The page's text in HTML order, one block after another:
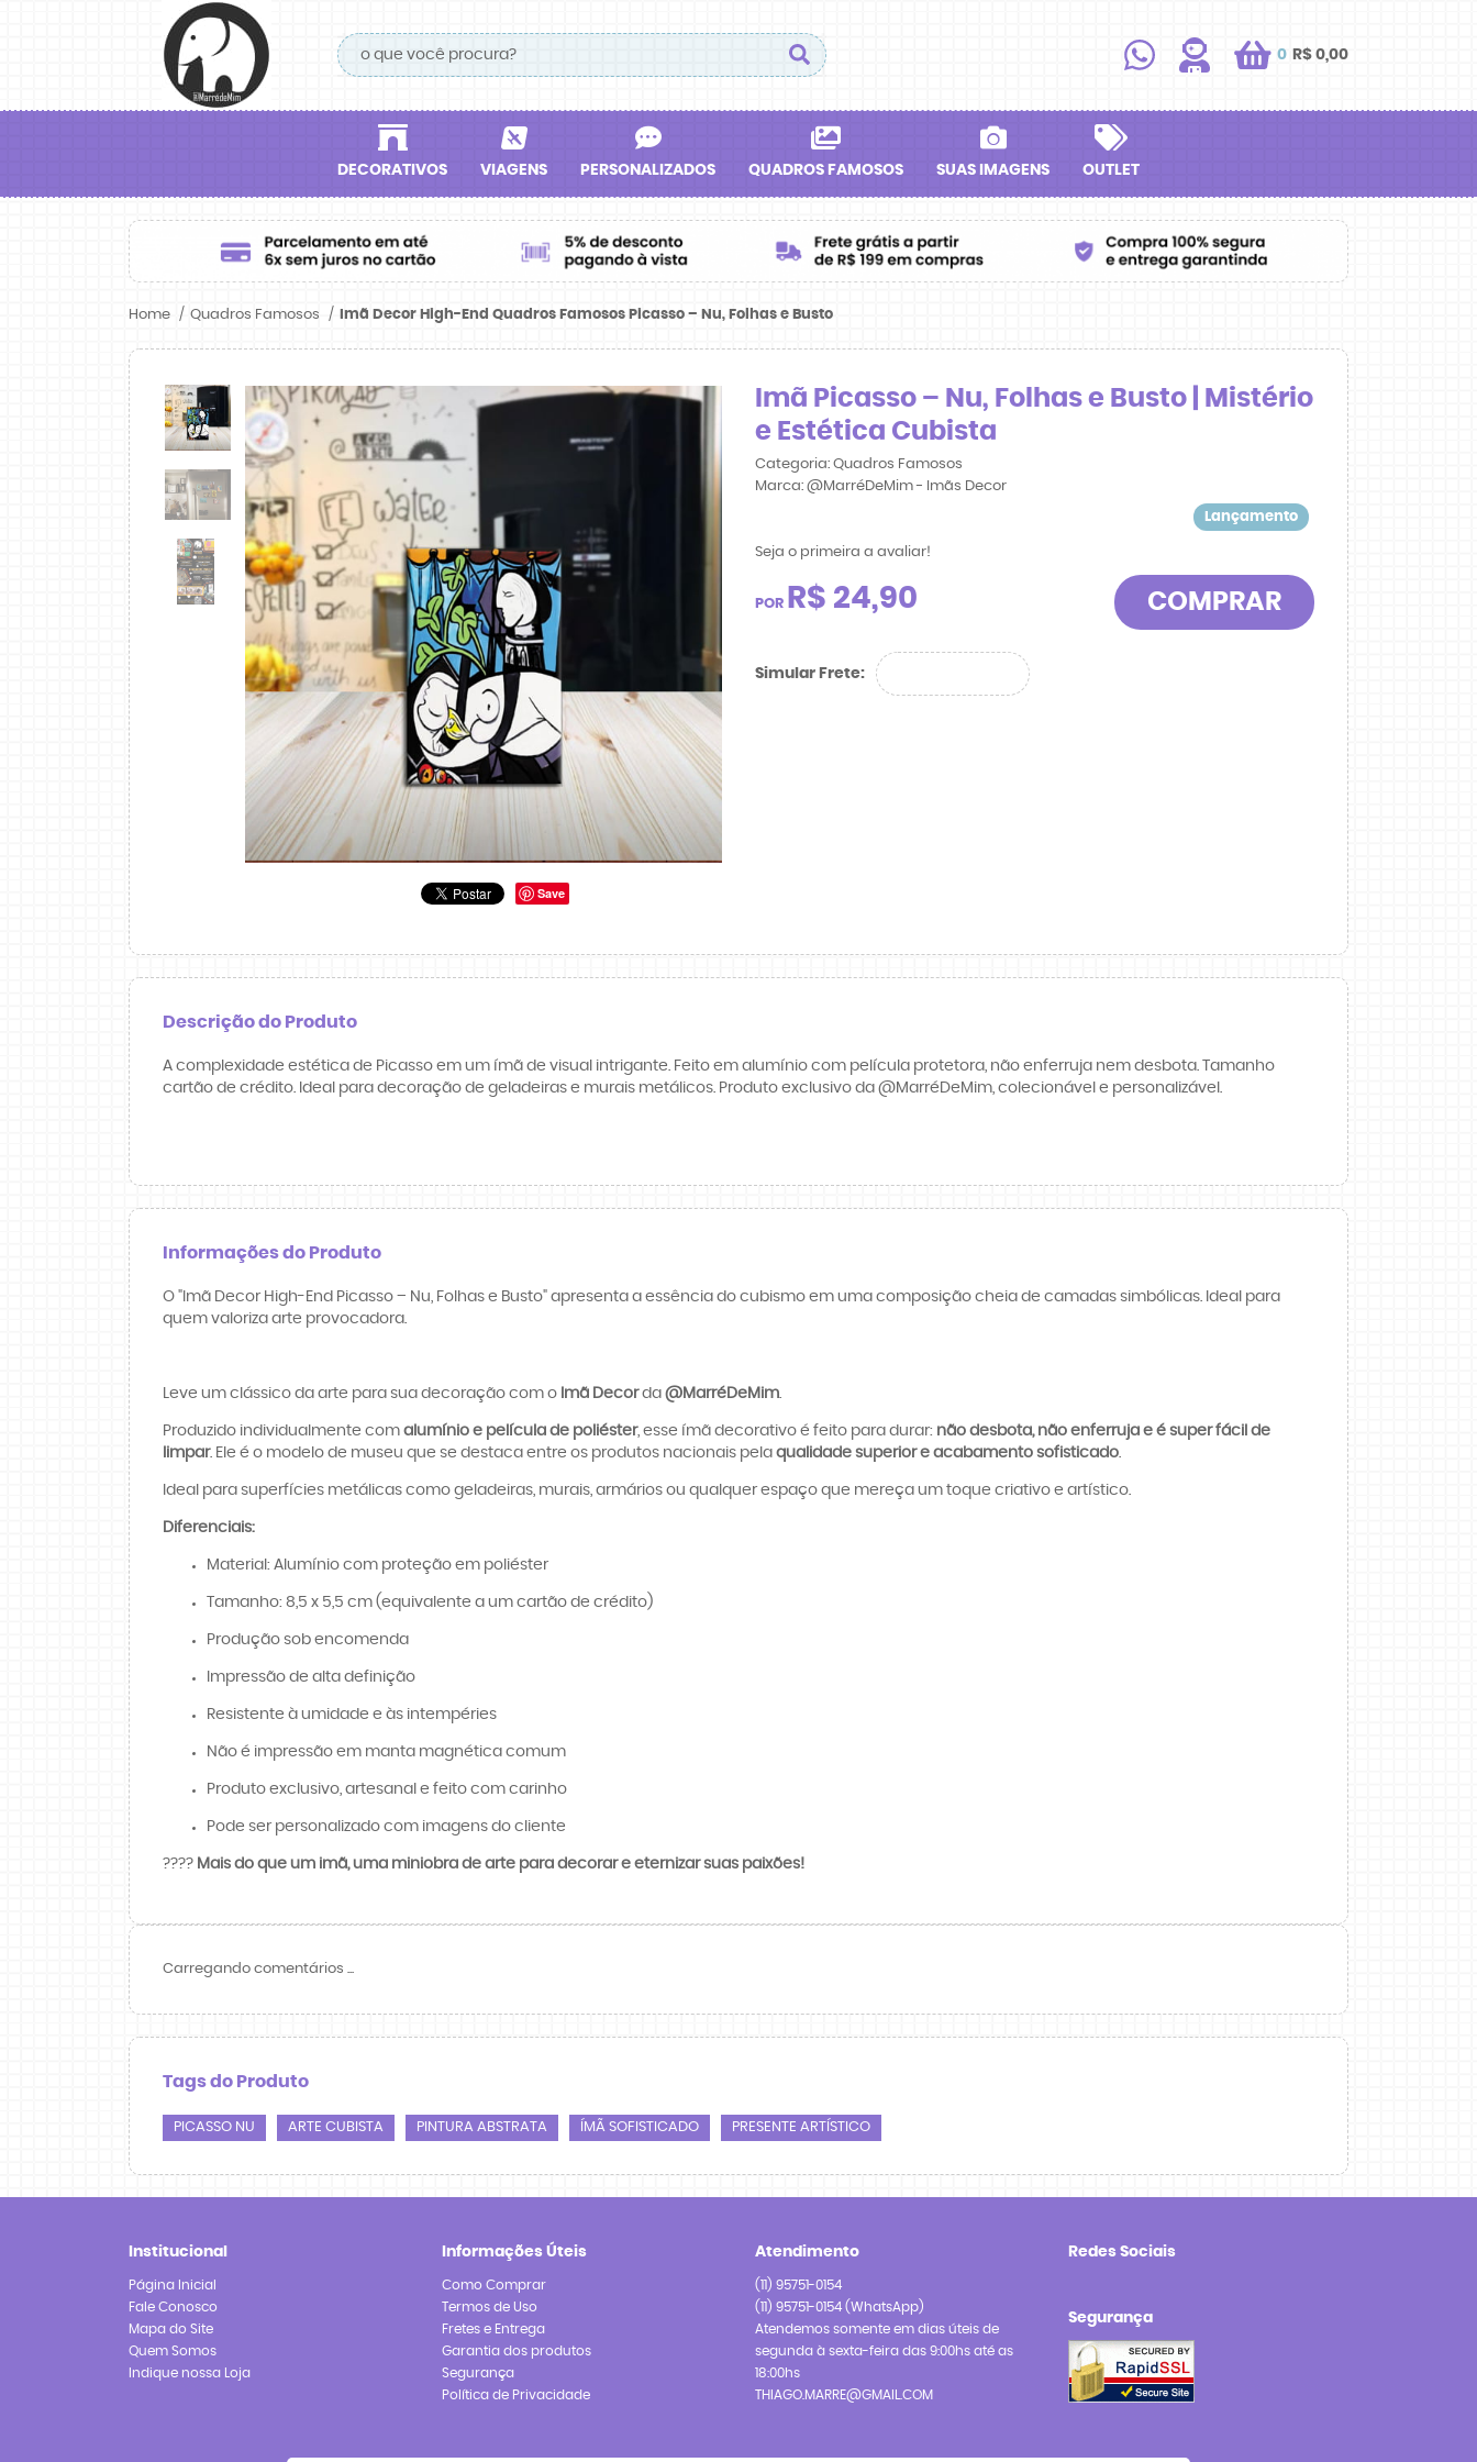
0 R$ 0,00
DECORATIVOS VIAGENS PERSONALIZADOS QUADROS FAMOSOS SUAS IMAGENS OUTLET
Home Quadros Famosos Imã Decor High-End Quadros Famosos Picasso – Nu, Folhas e Busto
Save
Imã Picasso – Nu, Folhas e Busto | Mistério
e Estética Cubista
Categoria: Quadros Famosos
Marca: @MarréDeMim - Imãs Decor
Lançamento
Seja o primeira a avaliar!
POR R$ 24,90 COMPRAR
Simular Frete:
Descrição do Produto
A complexidade estética de Picasso em um ímã de visual intrigante. Feito em alumínio com película protetora, não enferruja nem desbota. Tamanho
cartão de crédito. Ideal para decoração de geladeiras e murais metálicos. Produto exclusivo da @MarréDeMim, colecionável e personalizável.
Informações do Produto
O "Imã Decor High-End Picasso – Nu, Folhas e Busto" apresenta a essência do cubismo em uma composição cheia de camadas simbólicas. Ideal para
quem valoriza arte provocadora.
Leve um clássico da arte para sua decoração com o Imã Decorda @MarréDeMim.
Produzido individualmente com alumínio e película de poliéster, esse ímã decorativo é feito para durar: não desbota, não enferruja e é super fácil de
limpar. Ele é o modelo de museu que se destaca entre os produtos nacionais pela qualidade superior e acabamento sofisticado.
Ideal para superfícies metálicas como geladeiras, murais, armários ou qualquer espaço que mereça um toque criativo e artístico.
Diferenciais:
Material: Alumínio com proteção em poliéster
Tamanho: 8,5 x 5,5 cm (equivalente a um cartão de crédito)
Produção sob encomenda
Impressão de alta definição
Resistente à umidade e às intempéries
Não é impressão em manta magnética comum
Produto exclusivo, artesanal e feito com carinho
Pode ser personalizado com imagens do cliente
????️ Mais do que um imã, uma miniobra de arte para decorar e eternizar suas paixões!
Carregando comentários ...
Tags do Produto
PICASSO NU ARTE CUBISTA PINTURA ABSTRATA ÍMÃ SOFISTICADO PRESENTE ARTÍSTICO
Institucional
Página Inicial
Fale Conosco
Mapa do Site
Quem Somos
Indique nossa Loja
Informações Úteis
Como Comprar
Termos de Uso
Fretes e Entrega
Garantia dos produtos
Segurança
Política de Privacidade
Atendimento
(11) 95751-0154
(11) 95751-0154 (WhatsApp)
Atendemos somente em dias úteis de
segunda à sexta-feira das 9:00hs até as
18:00hs
THIAGO.MARRE@GMAIL.COM
Redes Sociais
Segurança